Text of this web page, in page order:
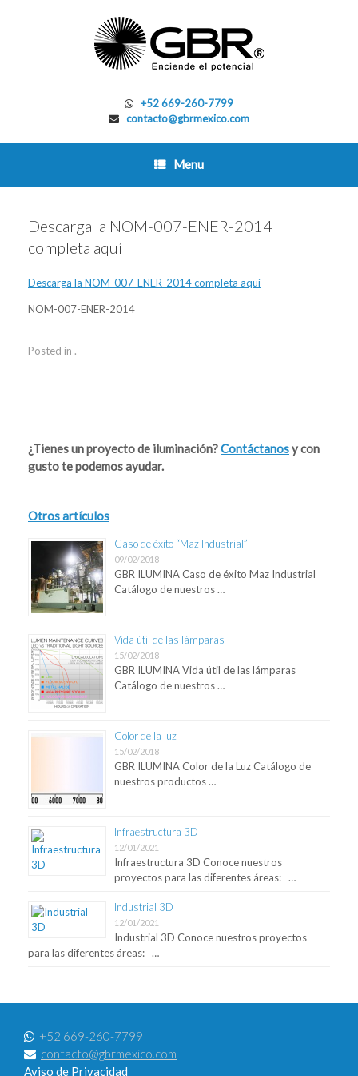
+52 669-260-7799
contacto@gbrmexico.com
Menu
Descarga la NOM-007-ENER-2014
completa aquí
Descarga la NOM-007-ENER-2014 completa aquí
NOM-007-ENER-2014
Posted in .
¿Tienes un proyecto de iluminación?Contáctanosy con
gusto te podemos ayudar.
Otros artículos
Caso de éxito “Maz Industrial”
09/02/2018
GBR ILUMINA Caso de éxito Maz Industrial
Catálogo de nuestros …
Vida útil de las lámparas
15/02/2018
GBR ILUMINA Vida útil de las lámparas
Catálogo de nuestros …
Color de la luz
15/02/2018
GBR ILUMINA Color de la Luz Catálogo de
nuestros productos …
Infraestructura 3D
12/01/2021
Infraestructura 3D Conoce nuestros
proyectos para las diferentes áreas: …
Industrial 3D
12/01/2021
Industrial 3D Conoce nuestros proyectos
para las diferentes áreas: …
+52 669-260-7799
contacto@gbrmexico.com
Aviso de Privacidad